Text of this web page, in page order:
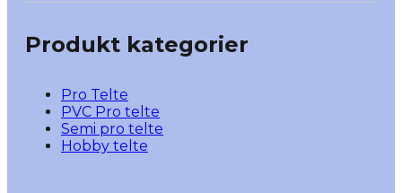
Produkt kategorier
Pro Telte
PVC Pro telte
Semi pro telte
Hobby telte